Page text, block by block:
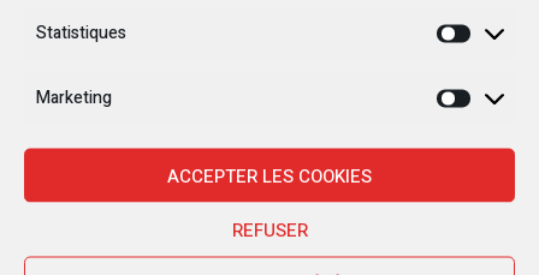
Statistiques
Marketing
ACCEPTER LES COOKIES
REFUSER
William Ruto convoque un sommet
Tshisekedi-Kagame
Rappel des diplomates congolais en poste à
Kigali : nouvelle escalade diplomatique entre